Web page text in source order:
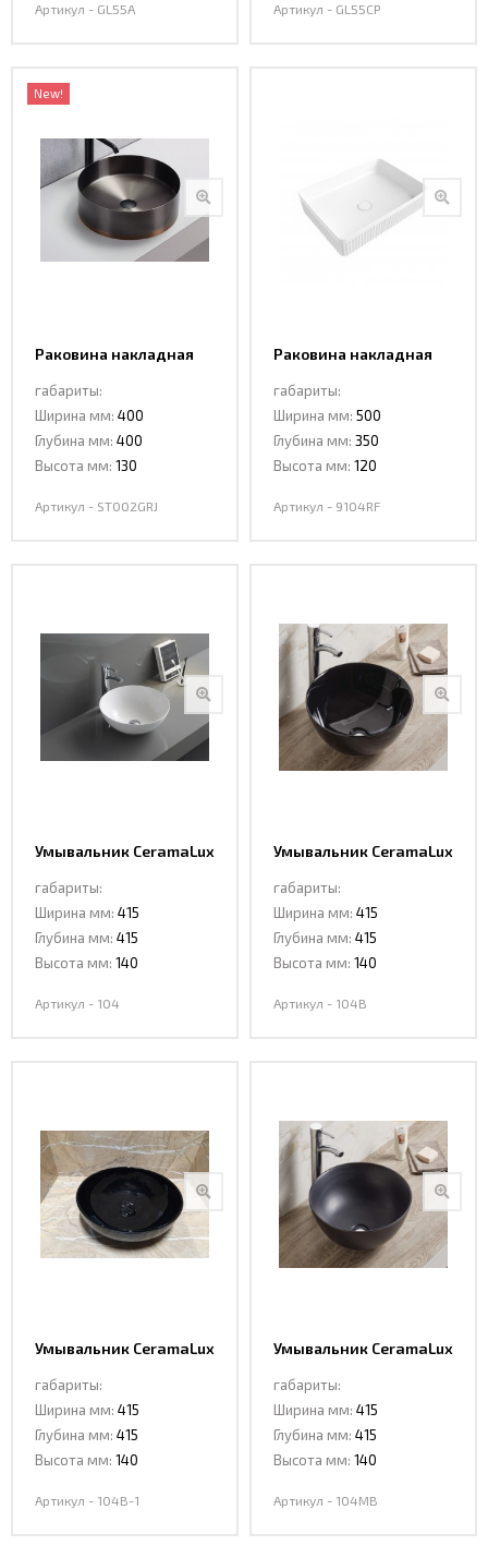
Артикул - GL55А Артикул - GL55CP
New!
Раковина накладная
габариты:
Ширина мм: 400
Глубина мм: 400
Высота мм: 130
Артикул - ST002GRJ
Раковина накладная
габариты:
Ширина мм: 500
Глубина мм: 350
Высота мм: 120
Артикул - 9104RF
Умывальник CeramaLux
габариты:
Ширина мм: 415
Глубина мм: 415
Высота мм: 140
Артикул - 104
Умывальник CeramaLux
габариты:
Ширина мм: 415
Глубина мм: 415
Высота мм: 140
Артикул - 104B
Умывальник CeramaLux
габариты:
Ширина мм: 415
Глубина мм: 415
Высота мм: 140
Артикул - 104B-1
Умывальник CeramaLux
габариты:
Ширина мм: 415
Глубина мм: 415
Высота мм: 140
Артикул - 104MB